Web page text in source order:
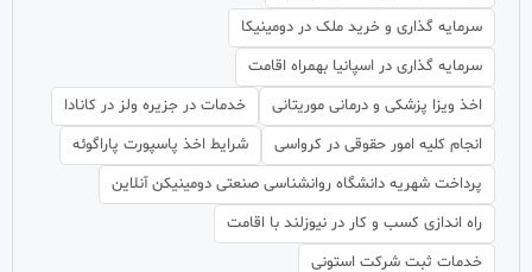
سرمایه گذاری و خرید ملک در دومینیکا
سرمایه گذاری در اسپانیا بهمراه اقامت
اخذ ویزا پزشکی و درمانی موریتانی
خدمات در جزیره ولز در کانادا
انجام کلیه امور حقوقی در کرواسی
شرایط اخذ پاسپورت پاراگوئه
پرداخت شهریه دانشگاه روانشناسی صنعتی دومینیکن آنلاین
راه اندازی کسب و کار در نیوزلند با اقامت
خدمات ثبت شرکت استونی